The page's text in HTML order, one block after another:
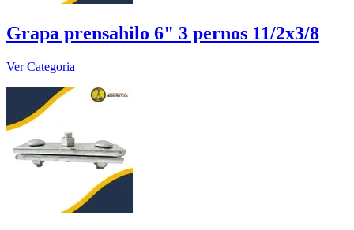
Grapa prensahilo 6" 3 pernos 11/2x3/8
Ver Categoria